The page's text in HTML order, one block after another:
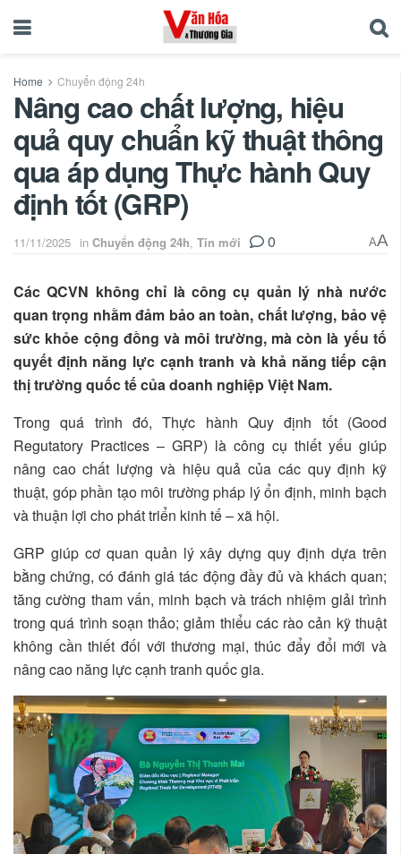
Home Chuyển động 24h
Nâng cao chất lượng, hiệu
quả quy chuẩn kỹ thuật thông
qua áp dụng Thực hành Quy
định tốt (GRP)
11/11/2025 in Chuyển động 24h, Tin mới 0 AA
Các QCVN không chỉ là công cụ quản lý nhà nước
quan trọng nhằm đảm bảo an toàn, chất lượng, bảo vệ
sức khỏe cộng đồng và môi trường, mà còn là yếu tố
quyết định năng lực cạnh tranh và khả năng tiếp cận
thị trường quốc tế của doanh nghiệp Việt Nam.
Trong quá trình đó, Thực hành Quy định tốt (Good
Regutatory Practices – GRP) là công cụ thiết yếu giúp
nâng cao chất lượng và hiệu quả của các quy định kỹ
thuật, góp phần tạo môi trường pháp lý ổn định, minh bạch
và thuận lợi cho phát triển kinh tế – xã hội.
GRP giúp cơ quan quản lý xây dựng quy định dựa trên
bằng chứng, có đánh giá tác động đầy đủ và khách quan;
tăng cường tham vấn, minh bạch và trách nhiệm giải trình
trong quá trình soạn thảo; giảm thiểu các rào cản kỹ thuật
không cần thiết đối với thương mại, thúc đẩy đổi mới và
nâng cao năng lực cạnh tranh quốc gia.